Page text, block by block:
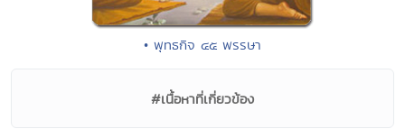
• พุทธกิจ ๔๕ พรรษา
#เนื้อหาที่เกี่ยวข้อง